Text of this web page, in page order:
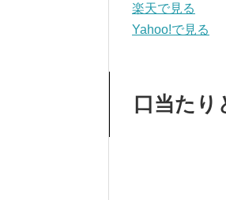
楽天で見る
Yahoo!で見る
口当たり